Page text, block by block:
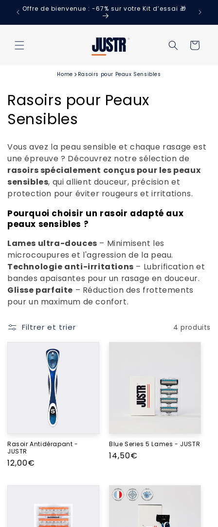
passer
contenu
Offre de bienvenue : -67% sur votre Kit d’essai 🎁
Panier
Home Rasoirs pour Peaux Sensibles
C
o
l
e
c
t
i
o
n
:
Rasoirs pour Peaux
Sensibles
Vous avez la peau sensible et chaque rasage est
une épreuve ? Découvrez notre sélection de
rasoirs spécialement conçus pour les peaux
sensibles, qui allient douceur, précision et
protection pour éviter rougeurs et irritations.
Pourquoi choisir un rasoir adapté aux
peaux sensibles ?
Lames ultra-douces – Minimisent les
microcoupures et l'agression de la peau.
Technologie anti-irritations – Lubrification et
bandes apaisantes pour un rasage en douceur.
Glisse parfaite – Réduction des frottements
pour un maximum de confort.
Filtrer et trier 4 produits
Rasoir Antidérapant -
JUSTR
Prix
12,00€
Blue Series 5 Lames - JUSTR
Prix
14,50€